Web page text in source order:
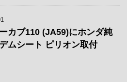
カブ110 (JA59)にホンダ純
ムシート ピリオン取付